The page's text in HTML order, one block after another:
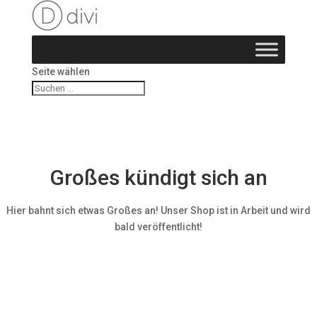
Seite wählen
Großes kündigt sich an
Hier bahnt sich etwas Großes an! Unser Shop ist in Arbeit und wird
bald veröffentlicht!